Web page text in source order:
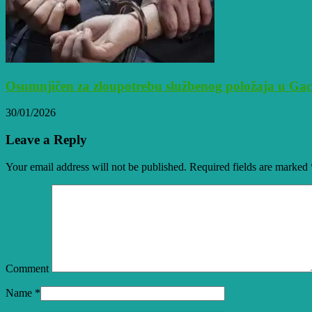
Osumnjičen za zloupotrebu službenog položaja u
30/01/2026
Leave a Reply
Your email address will not be published. Required fields are marked
Comment
Name *